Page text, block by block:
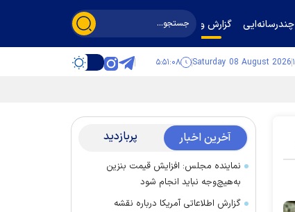
چندرسانه‌ایی گزارش و گفت‌وگو
Saturday 08 August 2026 ۵:۵۱:۰۸
آخرین اخبار پربازدید
نماینده مجلس: افزایش قیمت بنزین
به‌هیچ‌وجه نباید انجام شود
گزارش اطلاعاتی آمریکا درباره نقشه